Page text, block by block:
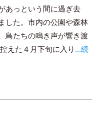
あっという間に過ぎ去
した。市内の公園や森林
鳥たちの鳴き声が響き渡
えた４月下旬に入り ...続